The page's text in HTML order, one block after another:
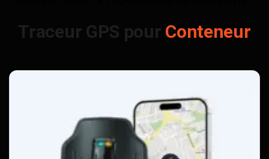
Traceur GPS pour Conteneur